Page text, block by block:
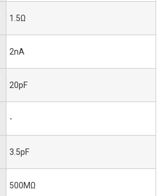
1.5Ω
2nA
20pF
-
3.5pF
500MΩ